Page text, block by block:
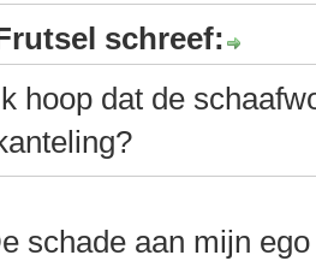
schreef:
hoop dat de
schade aan mijn